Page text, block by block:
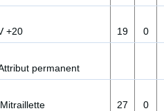
+20 19 0
permanent
27 0